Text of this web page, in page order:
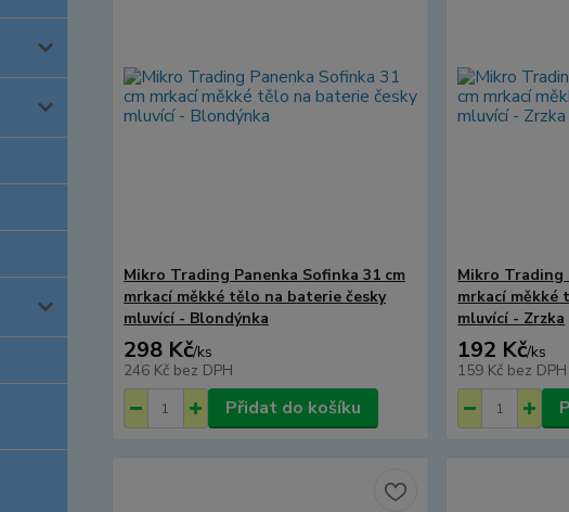
Mikro Trading Panenka Sofinka 31 cm
mrkací měkké tělo na baterie česky
mluvící - Blondýnka
298 Kč/ks
246 Kč bez DPH
Přidat do košíku
Mikro Trading
mrkací měkké
mluvící - Zrzka
192 Kč/ks
159 Kč bez DPH